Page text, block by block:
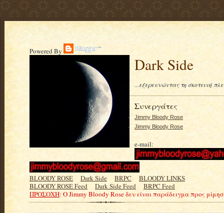
Powered By
Dark Side
...εξερευνώντας τη σκοτεινή
Συνεργάτες
Jimmy Bloody Rose
Jimmy Bloody Rose
e-mail:
BLOODY ROSE.....Dark Side.....BRPC.....BLOODY LINKS
BLOODY ROSE Feed.....Dark Side Feed.....BRPC Feed
ΠΡΟΣΟΧΗ: Ο Jimmy Bloody Rose δεν είναι παράδειγμα προς